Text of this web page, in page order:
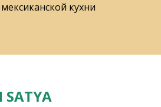
кухни